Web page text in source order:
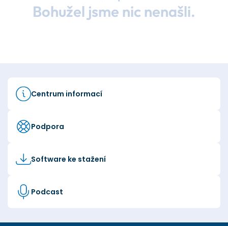
Bohužel jsme nic nenašli.
Centrum informací
Podpora
Software ke stažení
Podcast